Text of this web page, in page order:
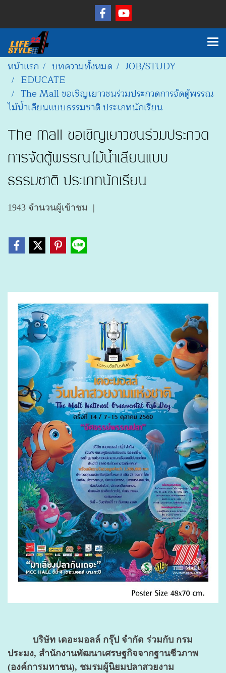
หน้าแรก บทความทั้งหมด
JOB/STUDY
EDUCATE
The Mall ขอเชิญเยาวชนร่วมประกวดการจัดตู้พรรณ
ไม้น้ำเลียนแบบธรรมชาติ ประเภทนักเรียน
The Mall ขอเชิญเยาวชนร่วมประกวด
การจัดตู้พรรณไม้น้ำเลียนแบบ
ธรรมชาติ ประเภทนักเรียน
1943 จำนวนผู้เข้าชม |
บริษัท เดอะมอลล์ กรุ๊ป จำกัด ร่วมกับ กรม
ประมง, สำนักงานพัฒนาเศรษฐกิจจากฐานชีวภาพ
(องค์การมหาชน), ชมรมผู้นิยมปลาสวยงาม